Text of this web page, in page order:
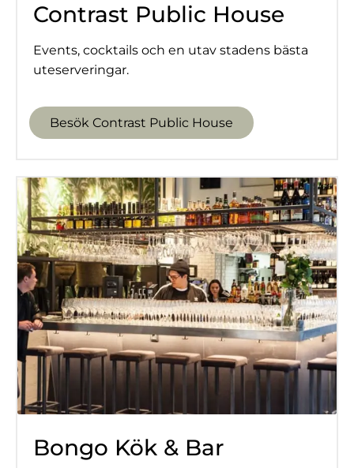
Contrast Public House
Events, cocktails och en utav stadens bästa
uteserveringar.
Besök Contrast Public House
Bongo Kök & Bar